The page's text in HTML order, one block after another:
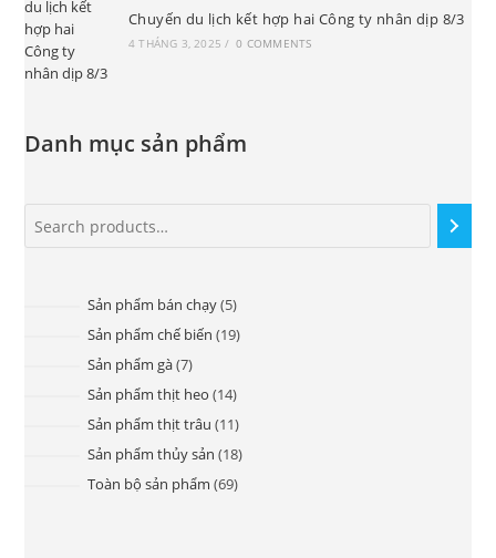
Chuyến du lịch kết hợp hai Công ty nhân dịp 8/3
4 THÁNG 3, 2025 / 0 COMMENTS
Danh mục sản phẩm
Sản phẩm bán chạy 5
Sản phẩm chế biến 19
Sản phẩm gà 7
Sản phẩm thịt heo 14
Sản phẩm thịt trâu 11
Sản phẩm thủy sản 18
Toàn bộ sản phẩm 69